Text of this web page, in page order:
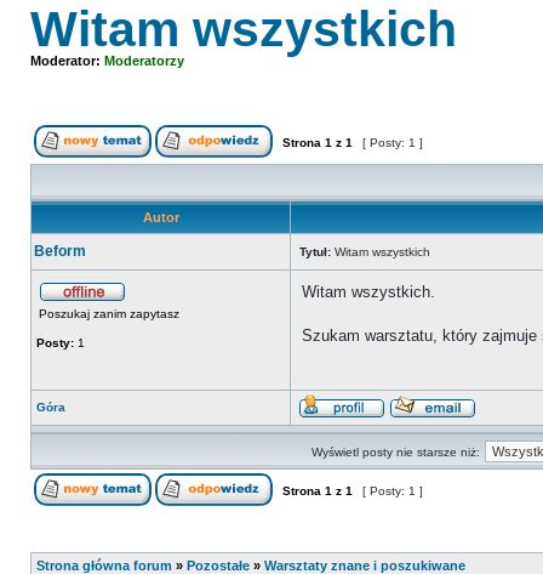
Witam wszystkich
Moderator: Moderatorzy
Strona 1 z 1 [ Posty: 1 ]
Autor
Beform Tytuł: Witam wszystkich
Poszukaj zanim zapytasz
Posty: 1
Witam wszystkich.
Szukam warsztatu, który
Góra
Wyświetl posty nie starsze niż:
Strona 1 z 1 [ Posty: 1 ]
Strona główna forum » Pozostałe » Warsztaty znane i poszukiwane